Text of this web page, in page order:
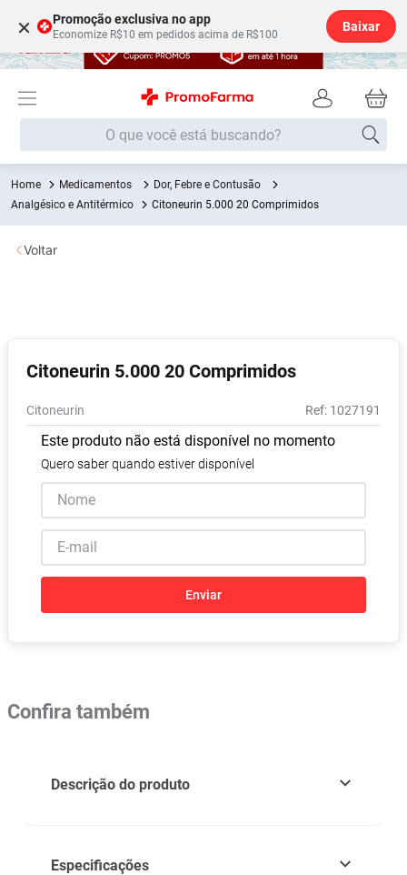
× Promoção exclusiva no app
Economize R$10 em pedidos acima de R$100
Baixar
O que você está buscando?
Medicamentos
Dor, Febre e Contusão
Analgésico e Antitérmico
Citoneurin 5.000 20 Comprimidos
Citoneurin 5.000 20 Comprimidos
Citoneurin : 1027191
Este produto não está disponível no momento
Quero saber quando estiver disponível
Enviar
Voltar
Confira também
Descrição do produto
Especificações
Termos mais buscados
1º Fralda
2
5º Fralda G
6º Shampoo
8º Absorvente
9º Lavitan
10º Vitamina D